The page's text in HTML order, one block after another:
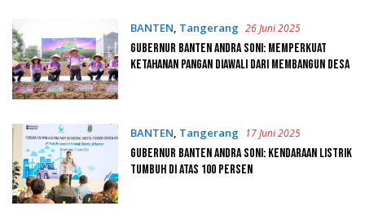
BANTEN, Tangerang 26 Juni 2025
Gubernur Banten Andra Soni: Memperkuat
Ketahanan Pangan Diawali Dari Membangun Desa
BANTEN, Tangerang 17 Juni 2025
Gubernur Banten Andra Soni: Kendaraan Listrik
Tumbuh Di Atas 100 Persen